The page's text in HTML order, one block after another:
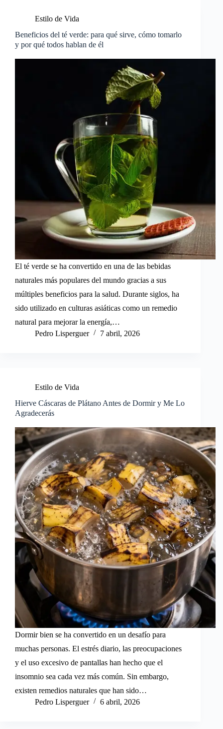
Estilo de Vida
Beneficios del té verde: para qué sirve, cómo tomarlo
y por qué todos hablan de él
El té verde se ha convertido en una de las bebidas
naturales más populares del mundo gracias a sus
múltiples beneficios para la salud. Durante siglos, ha
sido utilizado en culturas asiáticas como un remedio
natural para mejorar la energía,…
Pedro Lisperguer
7 abril, 2026
Estilo de Vida
Hierve Cáscaras de Plátano Antes de Dormir y Me Lo
Agradecerás
Dormir bien se ha convertido en un desafío para
muchas personas. El estrés diario, las preocupaciones
y el uso excesivo de pantallas han hecho que el
insomnio sea cada vez más común. Sin embargo,
existen remedios naturales que han sido…
Pedro Lisperguer
6 abril, 2026